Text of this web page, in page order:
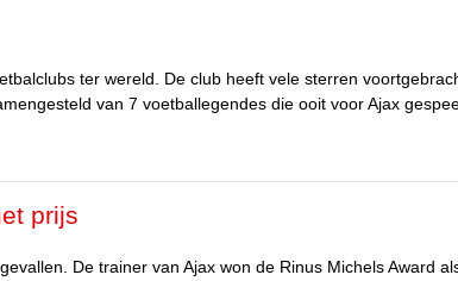
ter wereld. De club heeft vele sterren
van 7 voetballegendes die ooit voor Ajax
prijs
De trainer van Ajax won de Rinus Michels Award